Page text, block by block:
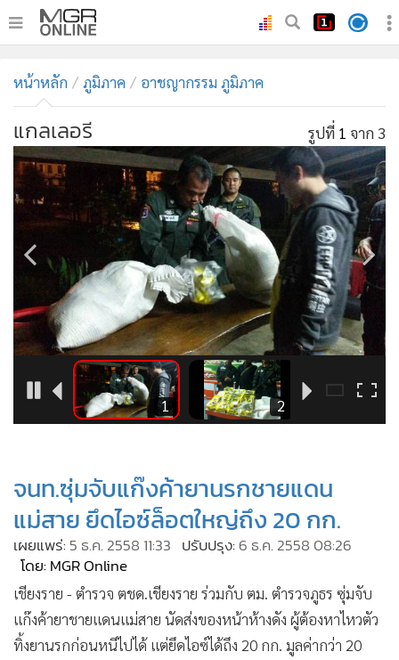
ทันเหตุการณ์
• ภาคใต้
• ภูมิภาค
•
Online Section
•
บันเทิง
ผู้จัดการรายวัน
คอลัมนิสต์
• CbizReview
• Cyber BIZ
ผู้จัดกวน
Good health & Well-being
• Green Innovation & SD
• MGR Live
Infographic
การเมือง
ท่องเที่ยว
• กีฬา
• ต่างประเทศ
• Special Scoop
จนท.ซุ่มจับแก๊งค้ายานรกชายแดน
แม่สาย ยึดไอซ์ล็อตใหญ่ถึง 20 กก.
เผยแพร่:5 ธ.ค. 2558 11:33 ปรับปรุง:6 ธ.ค. 2558 08:26
โดย: MGR Online
เชียงราย - ตำรวจ ตชด.เชียงราย ร่วมกับ ตม. ตำรวจภูธร ซุ่มจับ
แก๊งค้ายาชายแดนแม่สาย นัดส่งของหน้าห้างดัง ผู้ต้องหาไหวตัว
ทิ้งยานรกก่อนหนีไปได้ แต่ยึดไอซ์ได้ถึง 20 กก. มูลค่ากว่า 20
หน้าหลัก ภูมิภาค อาชญากรรม ภูมิภาค
แกลเลอรี รูปที่ 1 จาก 3
1 2